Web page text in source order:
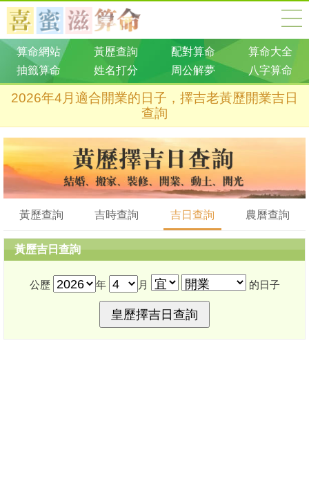
算命網站 黃歷查詢 配對算命
算命大全
抽籤算命
姓名打分 周公解夢 八字算命
2026年4月適合開業的日子，擇吉老黃歷開業吉日
查詢
黃歷查詢 吉時查詢 吉日查詢 農曆查詢
黃歷吉日查詢
公歷 年 月 的日子